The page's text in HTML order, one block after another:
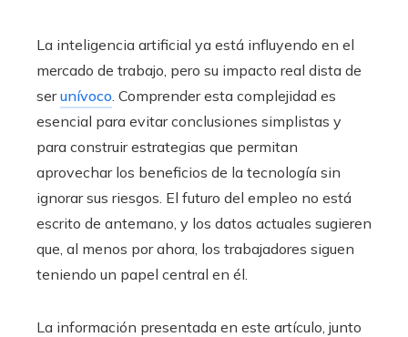
La inteligencia artificial ya está influyendo en el
mercado de trabajo, pero su impacto real dista de
serunívoco . Comprender esta complejidad es
esencial para evitar conclusiones simplistas y
para construir estrategias que permitan
aprovechar los beneficios de la tecnología sin
ignorar sus riesgos. El futuro del empleo no está
escrito de antemano, y los datos actuales sugieren
que, al menos por ahora, los trabajadores siguen
teniendo un papel central en él.
La información presentada en este artículo, junto